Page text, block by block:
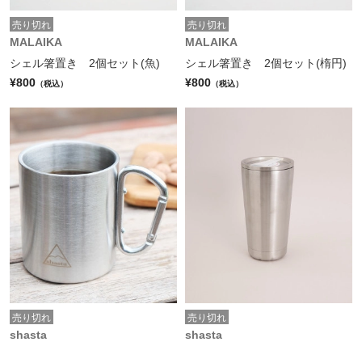
売り切れ
MALAIKA
シェル箸置き 2個セット(魚)
¥800 （税込）
売り切れ
MALAIKA
シェル箸置き 2個セット(楕円)
¥800 （税込）
売り切れ
shasta
売り切れ
shasta